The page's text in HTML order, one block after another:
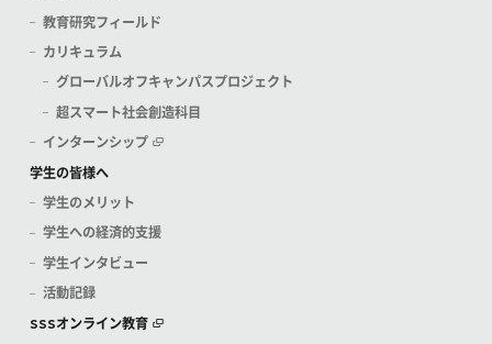
教育研究フィールド
カリキュラム
グローバルオフキャンパスプロジェクト
超スマート社会創造科目
インターンシップ
学生の皆様へ
学生のメリット
学生への経済的支援
学生インタビュー
活動記録
SSSオンライン教育